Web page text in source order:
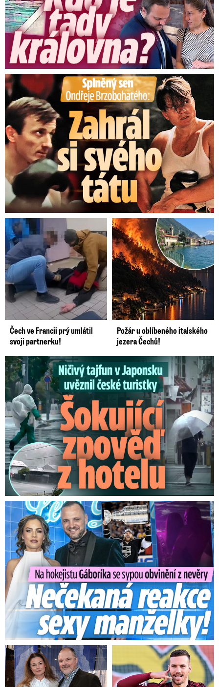
Splněný sen Ondřeje Brzobohatého: Zahrál si svého tátu
Čech ve Francii prý umlátil
svoji partnerku!
Požár u oblíbeného italského
jezera Čechů!
Ničivý tajfun uvěznil české turistky: Šokující zpověď
Na Gáboríka se sypou obvinění z nevěry: Reakce manželky!